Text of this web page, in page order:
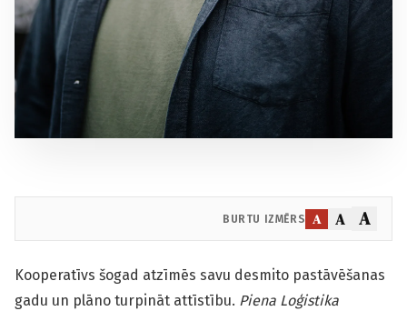
BURTU IZMĒRS A A A
Kooperatīvs šogad atzīmēs savu desmito pastāvēšanas
gadu un plāno turpināt attīstību. Piena Loģistika